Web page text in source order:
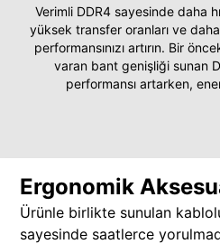
Verimli DDR4 sayesinde daha
yüksek transfer oranları ve
performansınızı artırın. Bir
varan bant genişliği sunan
performansı artarken,
Ergonomik
Ürünle birlikte sunulan
sayesinde saatlerce